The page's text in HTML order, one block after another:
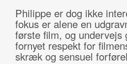
Philippe er dog ikke
fokus er alene en
første film, og undervejs
fornyet respekt for
skræk og sensuel